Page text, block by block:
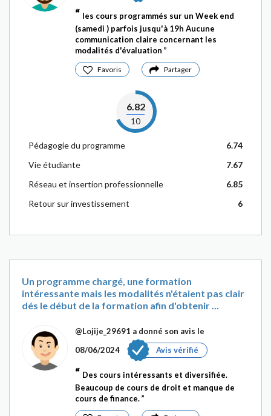
les cours programmés sur un Week end
(samedi ) parfois jusqu'à 19h Aucune
communication claire concernant les
modalités d'évaluation
Favoris Partager
6.82
10
Pédagogie du programme
6.74
Vie étudiante
7.67
Réseau et insertion professionnelle
6.85
Retour sur investissement
6
Un programme chargé, une formation
intéressante mais les modalités n'étaient pas clair
dés le début de la formation afin d'obtenir ...
@Lojije_29691 a donné son avis le
08/06/2024
Avis vérifié
Des cours intéressants et diversifiée.
Beaucoup de cours de droit et manque de
cours de finance.